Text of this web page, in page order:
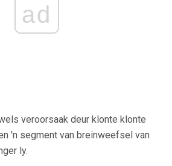
ad
veroorsaak deur klonte klonte
'n segment van breinweefsel van
ly.